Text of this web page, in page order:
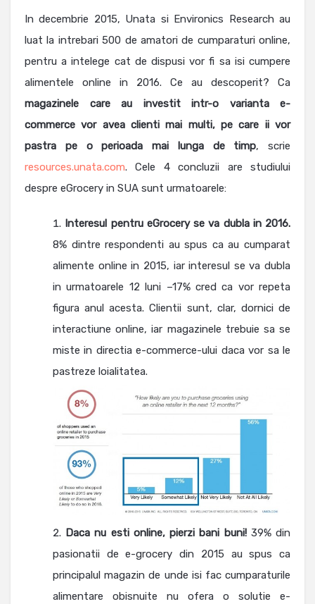
In decembrie 2015, Unata si Environics Research au
luat la intrebari 500 de amatori de cumparaturi online,
pentru a intelege cat de dispusi vor fi sa isi cumpere
alimentele online in 2016. Ce au descoperit? Ca
magazinele care au investit intr-o varianta e-
commerce vor avea clienti mai multi, pe care ii vor
pastra pe o perioada mai lunga de timp, scrie
resources.unata.com. Cele 4 concluzii are studiului
despre eGrocery in SUA sunt urmatoarele:
Interesul pentru eGrocery se va dubla in 2016.
8% dintre respondenti au spus ca au cumparat
alimente online in 2015, iar interesul se va dubla
in urmatoarele 12 luni –17% cred ca vor repeta
figura anul acesta. Clientii sunt, clar, dornici de
interactiune online, iar magazinele trebuie sa se
miste in directia e-commerce-ului daca vor sa le
pastreze loialitatea.
Daca nu esti online, pierzi bani buni! 39% din
pasionatii de e-grocery din 2015 au spus ca
principalul magazin de unde isi fac cumparaturile
alimentare obisnuite nu ofera o solutie e-